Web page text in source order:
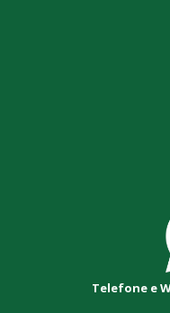
Telefone e